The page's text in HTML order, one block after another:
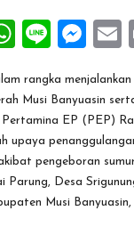
W
at
s
A
p
p
Li
e
M
se
n
g
er
l
rangka
Musi Banyuasin
EP (PEP)
upaya
pengeboran
Parung, Desa
Musi